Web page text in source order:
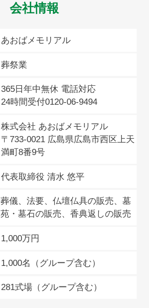
会社情報
あおばメモリアル
葬祭業
365日年中無休 電話対応
24時間受付0120-06-9494
株式会社 あおばメモリアル
〒733-0021 広島県広島市西区上天
満町8番9号
代表取締役 清水 悠平
葬儀、法要、仏壇仏具の販売、墓
苑・墓石の販売、香典返しの販売
1,000万円
1,000名（グループ含む）
281式場（グループ含む）